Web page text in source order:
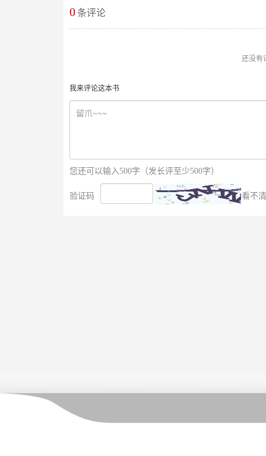
0条评论
还没有
我来评论这本书
您还可以输入500字（发长评至少500字）
验证码 看不